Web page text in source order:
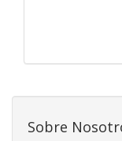
Sobre